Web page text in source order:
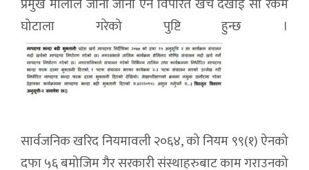
प्रमुख मालीले जानी जानी ऐन विपरित खर्च देखाई सो रकम
घोटाला गरेको पुष्टि हुन्छ ।
सार्वजनिक खरिद नियमावली २०६४, को नियम ९९(१) ऐनको
दफा ५६ बमोजिम गैर सरकारी संस्थाहरुबाट काम गराउनको